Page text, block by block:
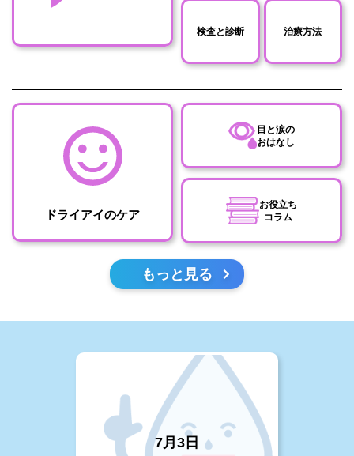
検査と診断 治療方法
ドライアイのケア
目と涙の
おはなし
お役立ち
コラム
もっと見る
7月3日